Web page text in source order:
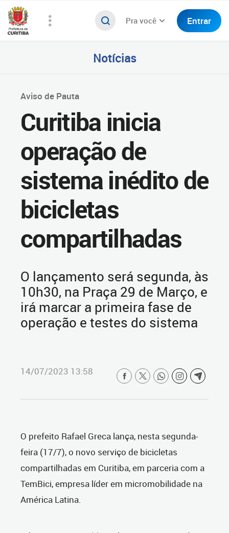
Pra você Entrar
Notícias
Aviso de Pauta
Curitiba inicia
operação de
sistema inédito de
bicicletas
compartilhadas
O lançamento será segunda, às
10h30, na Praça 29 de Março, e
irá marcar a primeira fase de
operação e testes do sistema
14/07/2023 13:58
O prefeito Rafael Greca lança, nesta segunda-
feira (17/7), o novo serviço de bicicletas
compartilhadas em Curitiba, em parceria com a
TemBici, empresa líder em micromobilidade na
América Latina.